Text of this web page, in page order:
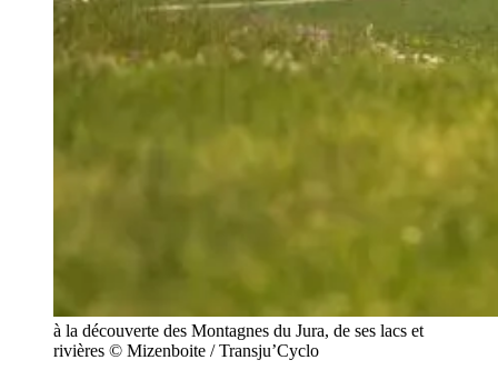
à la découverte des Montagnes du Jura, de ses lacs et
rivières © Mizenboite / Transju’Cyclo